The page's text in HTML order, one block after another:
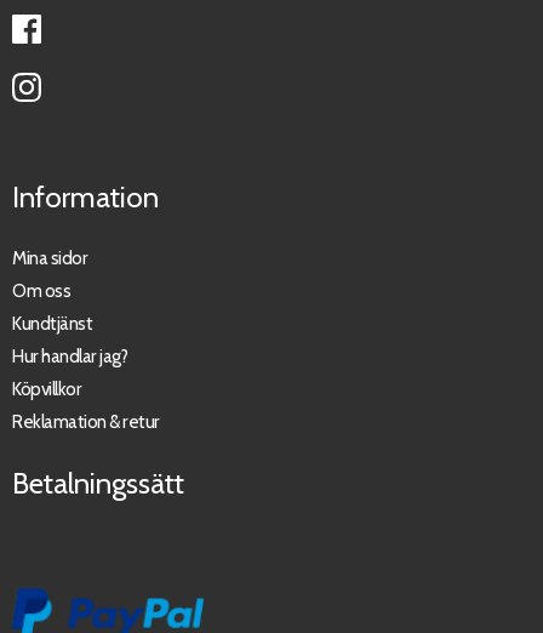
Information
Mina sidor
Om oss
Kundtjänst
Hur handlar jag?
Köpvillkor
Reklamation & retur
Betalningssätt